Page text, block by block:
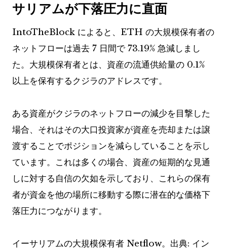
サリアムが下落圧力に直面
IntoTheBlock によると、ETH の大規模保有者の
ネットフローは過去 7 日間で 73.19% 急減しまし
た。大規模保有者とは、資産の流通供給量の 0.1%
以上を保有するクジラのアドレスです。
ある資産がクジラのネットフローの減少を目撃した
場合、それはその大口投資家が資産を売却または譲
渡することでポジションを減らしていることを示し
ています。これは多くの場合、資産の短期的な見通
しに対する自信の欠如を示しており、これらの保有
者が資金を他の場所に移動する際に潜在的な価格下
落圧力につながります。
イーサリアムの大規模保有者 Netflow。出典: イン